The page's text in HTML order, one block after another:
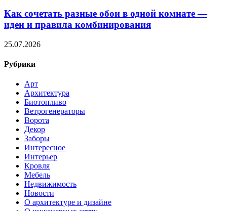
Как сочетать разные обои в одной комнате —
идеи и правила комбинирования
25.07.2026
Рубрики
Арт
Архитектура
Биотопливо
Ветрогенераторы
Ворота
Декор
Заборы
Интересное
Интерьер
Кровля
Мебель
Недвижимость
Новости
О архитектуре и дизайне